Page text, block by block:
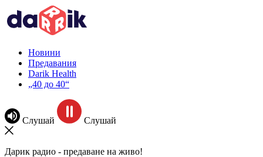
Новини
Предавания
Darik Health
„40 до 40“
Слушай Слушай
Дарик радио - предаване на живо!